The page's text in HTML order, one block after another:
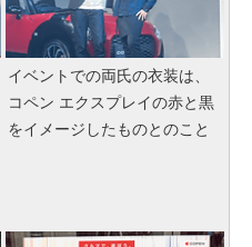
イベントでの両氏の衣装は、
コペン エクスプレイの赤と黒
をイメージしたものとのこと